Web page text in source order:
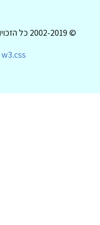
© 2002-2019 כל הזכויות שמורות לפסיכולוגיה עברית
w3.css